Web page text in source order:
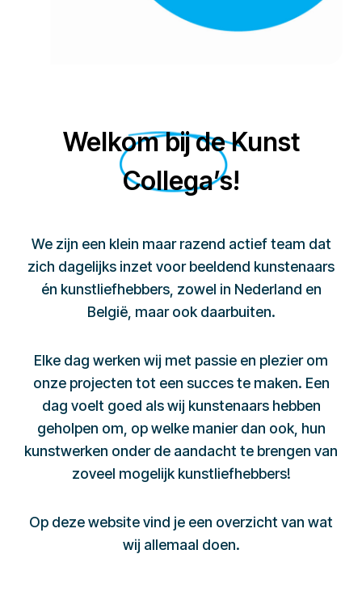
Welkom bij de Kunst
Collega’s!
We zijn een klein maar razend actief team dat
zich dagelijks inzet voor beeldend kunstenaars
én kunstliefhebbers, zowel in Nederland en
België, maar ook daarbuiten.
Elke dag werken wij met passie en plezier om
onze projecten tot een succes te maken. Een
dag voelt goed als wij kunstenaars hebben
geholpen om, op welke manier dan ook, hun
kunstwerken onder de aandacht te brengen van
zoveel mogelijk kunstliefhebbers!
Op deze website vind je een overzicht van wat
wij allemaal doen.